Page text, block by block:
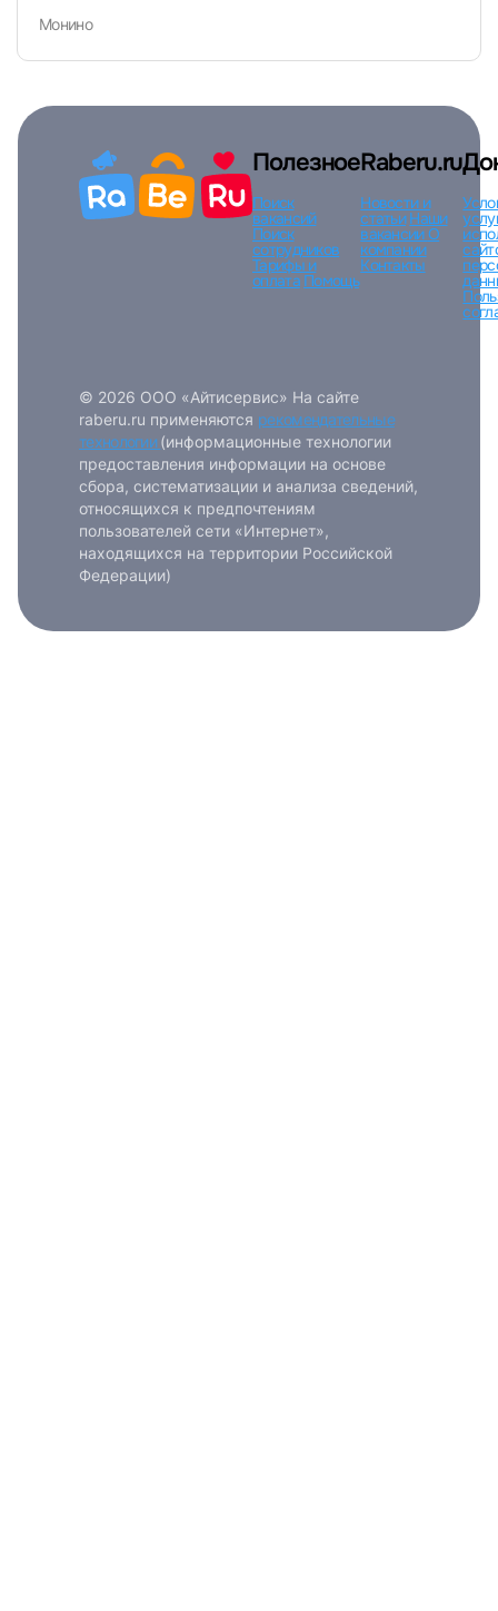
Монино
Полезное
Поиск
вакансий
Поиск
сотрудников
Тарифы и
оплата Помощь
Raberu.ru
Новости и
статьи Наши
вакансииО
компании
Контакты
© 2026 ООО «Айтисервис» На сайте
raberu.ru применяются рекомендательные
технологии (информационные технологии
предоставления информации на основе
сбора, систематизации и анализа сведений,
относящихся к предпочтениям
пользователей сети «Интернет»,
находящихся на территории Российской
Федерации)